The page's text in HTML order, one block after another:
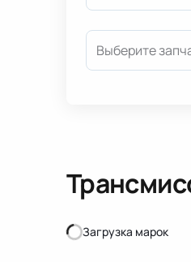
Выберите
Загрузка марок
Загрузка марок